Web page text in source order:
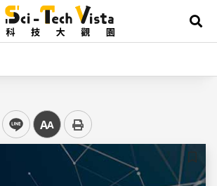
展
line 中
儲存